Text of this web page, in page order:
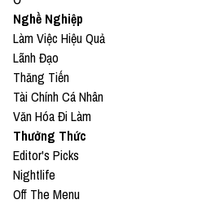
Nghề Nghiệp
Làm Việc Hiệu Quả
Lãnh Đạo
Thăng Tiến
Tài Chính Cá Nhân
Văn Hóa Đi Làm
Thưởng Thức
Editor's Picks
Nightlife
Off The Menu